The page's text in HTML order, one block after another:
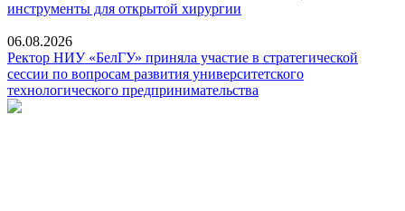
инструменты для открытой хирургии
06.08.2026
Ректор НИУ «БелГУ» приняла участие в стратегической
сессии по вопросам развития университетского
технологического предпринимательства